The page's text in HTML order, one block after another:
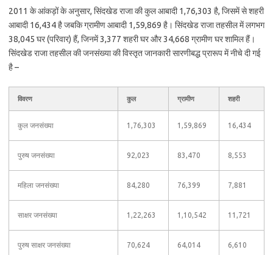
2011 के आंकड़ों के अनुसार, सिंदखेड राजा की कुल आबादी 1,76,303 है, जिसमें से शहरी
आबादी 16,434 है जबकि ग्रामीण आबादी 1,59,869 है। सिंदखेड राजा तहसील में लगभग
38,045 घर (परिवार) हैं, जिनमें 3,377 शहरी घर और 34,668 ग्रामीण घर शामिल हैं।
सिंदखेड राजा तहसील की जनसंख्या की विस्तृत जानकारी सारणीबद्ध प्रारूप में नीचे दी गई
है –
विवरण कुल ग्रामीण शहरी
कुल जनसंख्या 1,76,303 1,59,869 16,434
पुरुष जनसंख्या 92,023 83,470 8,553
महिला जनसंख्या 84,280 76,399 7,881
साक्षर जनसंख्या 1,22,263 1,10,542 11,721
पुरुष साक्षर जनसंख्या 70,624 64,014 6,610